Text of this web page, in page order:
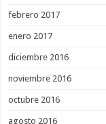
febrero 2017
enero 2017
diciembre 2016
noviembre 2016
octubre 2016
agosto 2016